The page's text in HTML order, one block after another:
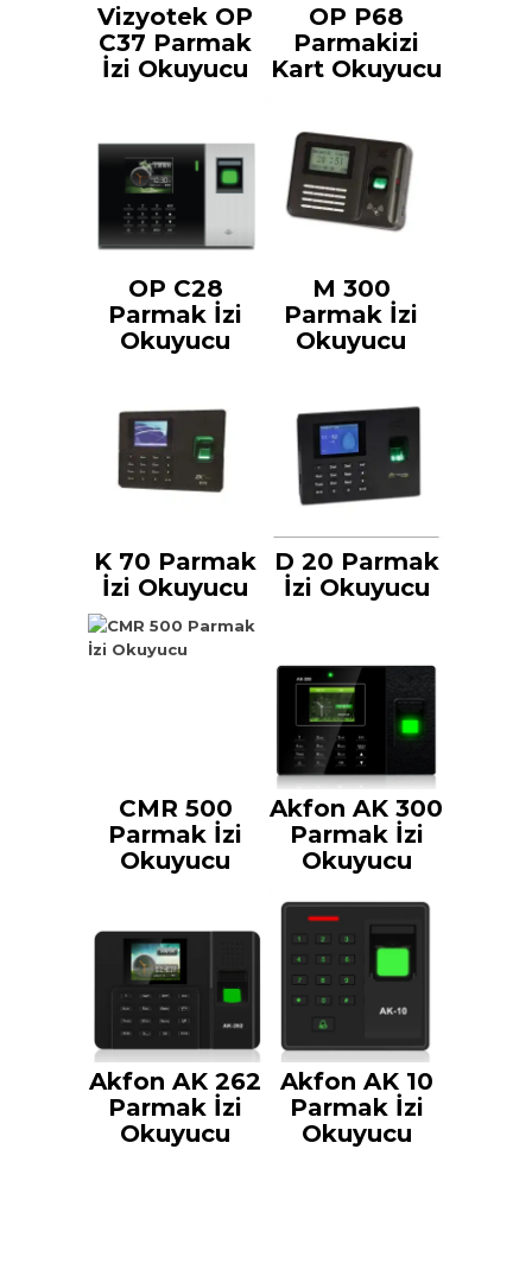
Vizyotek OP
C37 Parmak
İzi Okuyucu
OP P68
Parmakizi
Kart Okuyucu
OP C28
Parmak İzi
Okuyucu
M 300
Parmak İzi
Okuyucu
K 70 Parmak
İzi Okuyucu
D 20 Parmak
İzi Okuyucu
CMR 500
Parmak İzi
Okuyucu
Akfon AK 300
Parmak İzi
Okuyucu
Akfon AK 262
Parmak İzi
Okuyucu
Akfon AK 10
Parmak İzi
Okuyucu